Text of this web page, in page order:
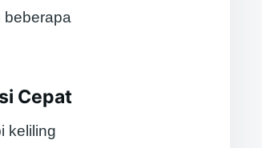
beberapa
Cepat
keliling